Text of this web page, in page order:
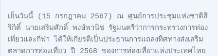
เย็นวันนี้ (15 กรกฎาคม 2567) ณ ศูนย์การประชุมแห่งชาติสิ
ริกิติ์ นายเสริมศักดิ์ พงษ์พานิช รัฐมนตรีว่าการกระทรวงการท่อง
เที่ยวและกีฬา ได้ให้เกียรติเป็นประธานการแถลงทิศทางส่งเสริม
ตลาดการท่องเที่ยว ปี 2568 ของการท่องเที่ยวแห่งประเทศไทย